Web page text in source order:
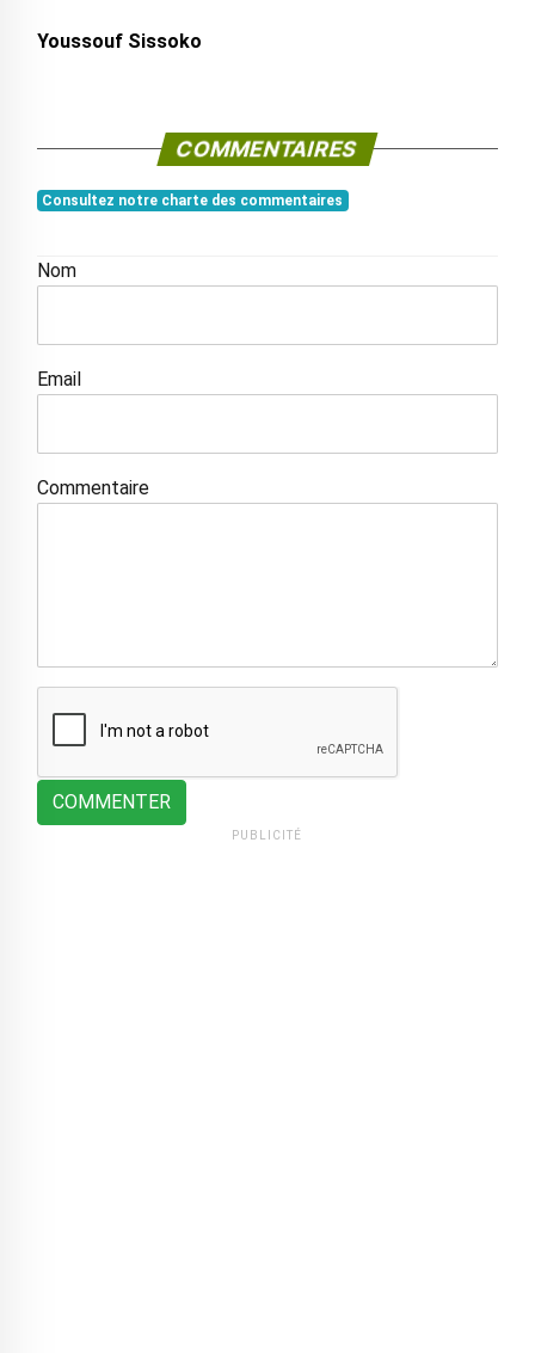
Youssouf Sissoko
COMMENTAIRES
Consultez notre charte des commentaires
Nom
Email
Commentaire
COMMENTER
PUBLICITÉ